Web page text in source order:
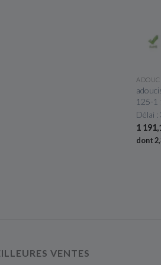
125-1
Délai :
1
dont
VENTES